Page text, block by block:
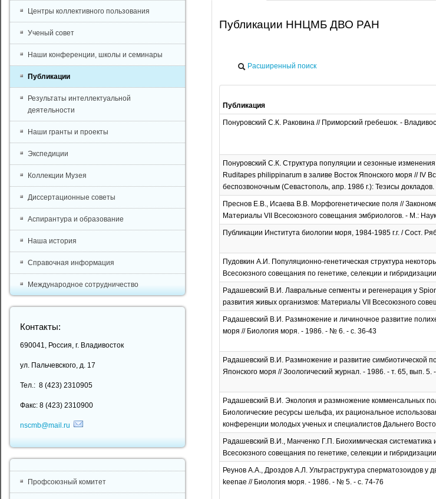
Публикации ННЦМБ ДВО РАН
Расширенный поиск
Публикация
Понуровский С.К. Раковина // Приморский гребешок. -
Понуровский С.К. Структура популяции и сезонные
Ruditapes philippinarum в заливе Восток Японского моря // IV
беспозвоночным (Севастополь, апр. 1986 г.): Тезисы
Преснов Е.В., Исаева В.В. Морфогенетические поля //
Материалы VII Всесоюзного совещания эмбриологов. - М.:
Публикации Института биологии моря, 1984-1985 г.г. / Сост.
Пудовкин А.И. Популяционно-генетическая структура
Всесоюзного совещания по генетике, селекции и
Радашевский В.И. Лавральные сегменты и регенерация у
развития живых организмов: Материалы VII Всесоюзного
Радашевский В.И. Размножение и личиночное развитие
моря // Биология моря. - 1986. - № 6. - с. 36-43
Радашевский В.И. Размножение и развитие симбиотической
Японского моря // Зоологический журнал. - 1986. - т. 65, вып. 5.
Радашевский В.И. Экология и размножение комменсальных
Биологические ресурсы шельфа, их рациональное
конференции молодых ученых и специалистов Дальнего
Радашевский В.И., Манченко Г.П. Биохимическая систематика
Всесоюзного совещания по генетике, селекции и
Реунов А.А., Дроздов А.Л. Ультраструктура сперматозоидов у
keenae // Биология моря. - 1986. - № 5. - с. 74-76
Центры коллективного пользования
Ученый совет
Наши конференции, школы и семинары
Публикации
Результаты интеллектуальной
деятельности
Наши гранты и проекты
Экспедиции
Коллекции Музея
Диссертационные советы
Аспирантура и образование
Наша история
Справочная информация
Международное сотрудничество
Контакты:
690041, Россия, г. Владивосток
ул. Пальчевского, д. 17
Тел.: 8 (423) 2310905
Факс: 8 (423) 2310900
nscmb@mail.ru
Профсоюзный комитет